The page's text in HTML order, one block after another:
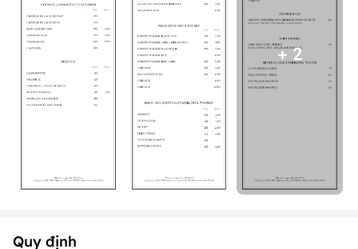
+ 2
Quy định